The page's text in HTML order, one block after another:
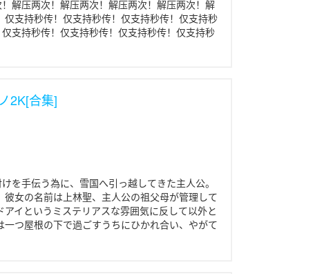
解压两次！解压两次！解压两次！解压两次！解
支持秒传！仅支持秒传！仅支持秒传！仅支持秒
支持秒传！仅支持秒传！仅支持秒传！仅支持秒
支持秒传！仅支持秒传！仅支持秒传！仅支持秒
2K[合集]
を手伝う為に、雪国へ引っ越してきた主人公。
女の名前は上林聖、主人公の祖父母が管理して
イというミステリアスな雰囲気に反して以外と
つ屋根の下で過ごすうちにひかれ合い、やがて
夜。聖はシャワーを浴びながら、 今夜は特別な
で出会った特別な女の子。 彼女の名前は星川こ